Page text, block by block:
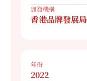
頒發機構
香港品牌發展局
年份
2022